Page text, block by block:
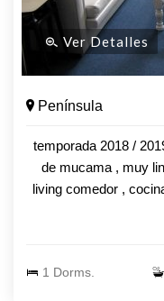
Ver Detalles
Península
temporada 2018 /
de mucama , muy
living comedor ,
1 Dorms.